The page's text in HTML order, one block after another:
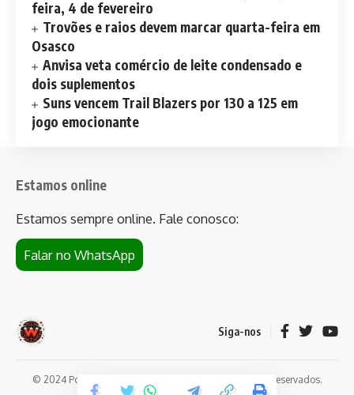
feira, 4 de fevereiro
Trovões e raios devem marcar quarta-feira em
Osasco
Anvisa veta comércio de leite condensado e
dois suplementos
Suns vencem Trail Blazers por 130 a 125 em
jogo emocionante
Estamos online
Estamos sempre online. Fale conosco:
Falar no WhatsApp
Siga-nos
© 2024 Portal de notícias Web Flush. Todos os direitos reservados.